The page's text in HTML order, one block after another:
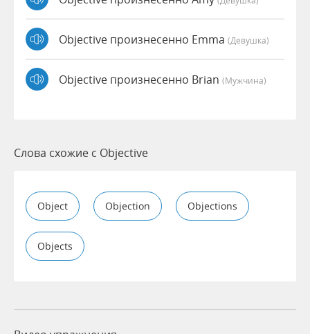
Objective произнесенно Emma (девушка)
Objective произнесенно Brian (мужчина)
Слова схожие с Objective
Object Objection Objections
Objects